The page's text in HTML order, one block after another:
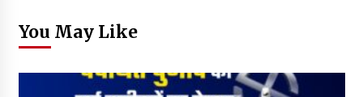
You May Like